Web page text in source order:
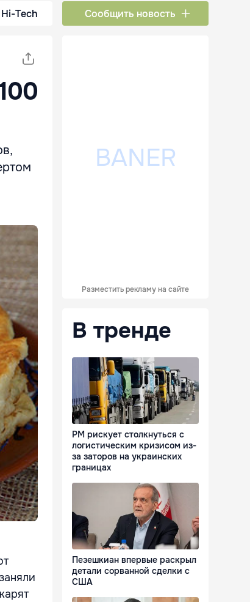
Hi-Tech Сообщить новость
Разместить рекламу на сайте
В тренде
РМ рискует столкнуться с
логистическим кризисом из-
за заторов на украинских
границах
Пезешкиан впервые раскрыл
детали сорванной сделки с
США